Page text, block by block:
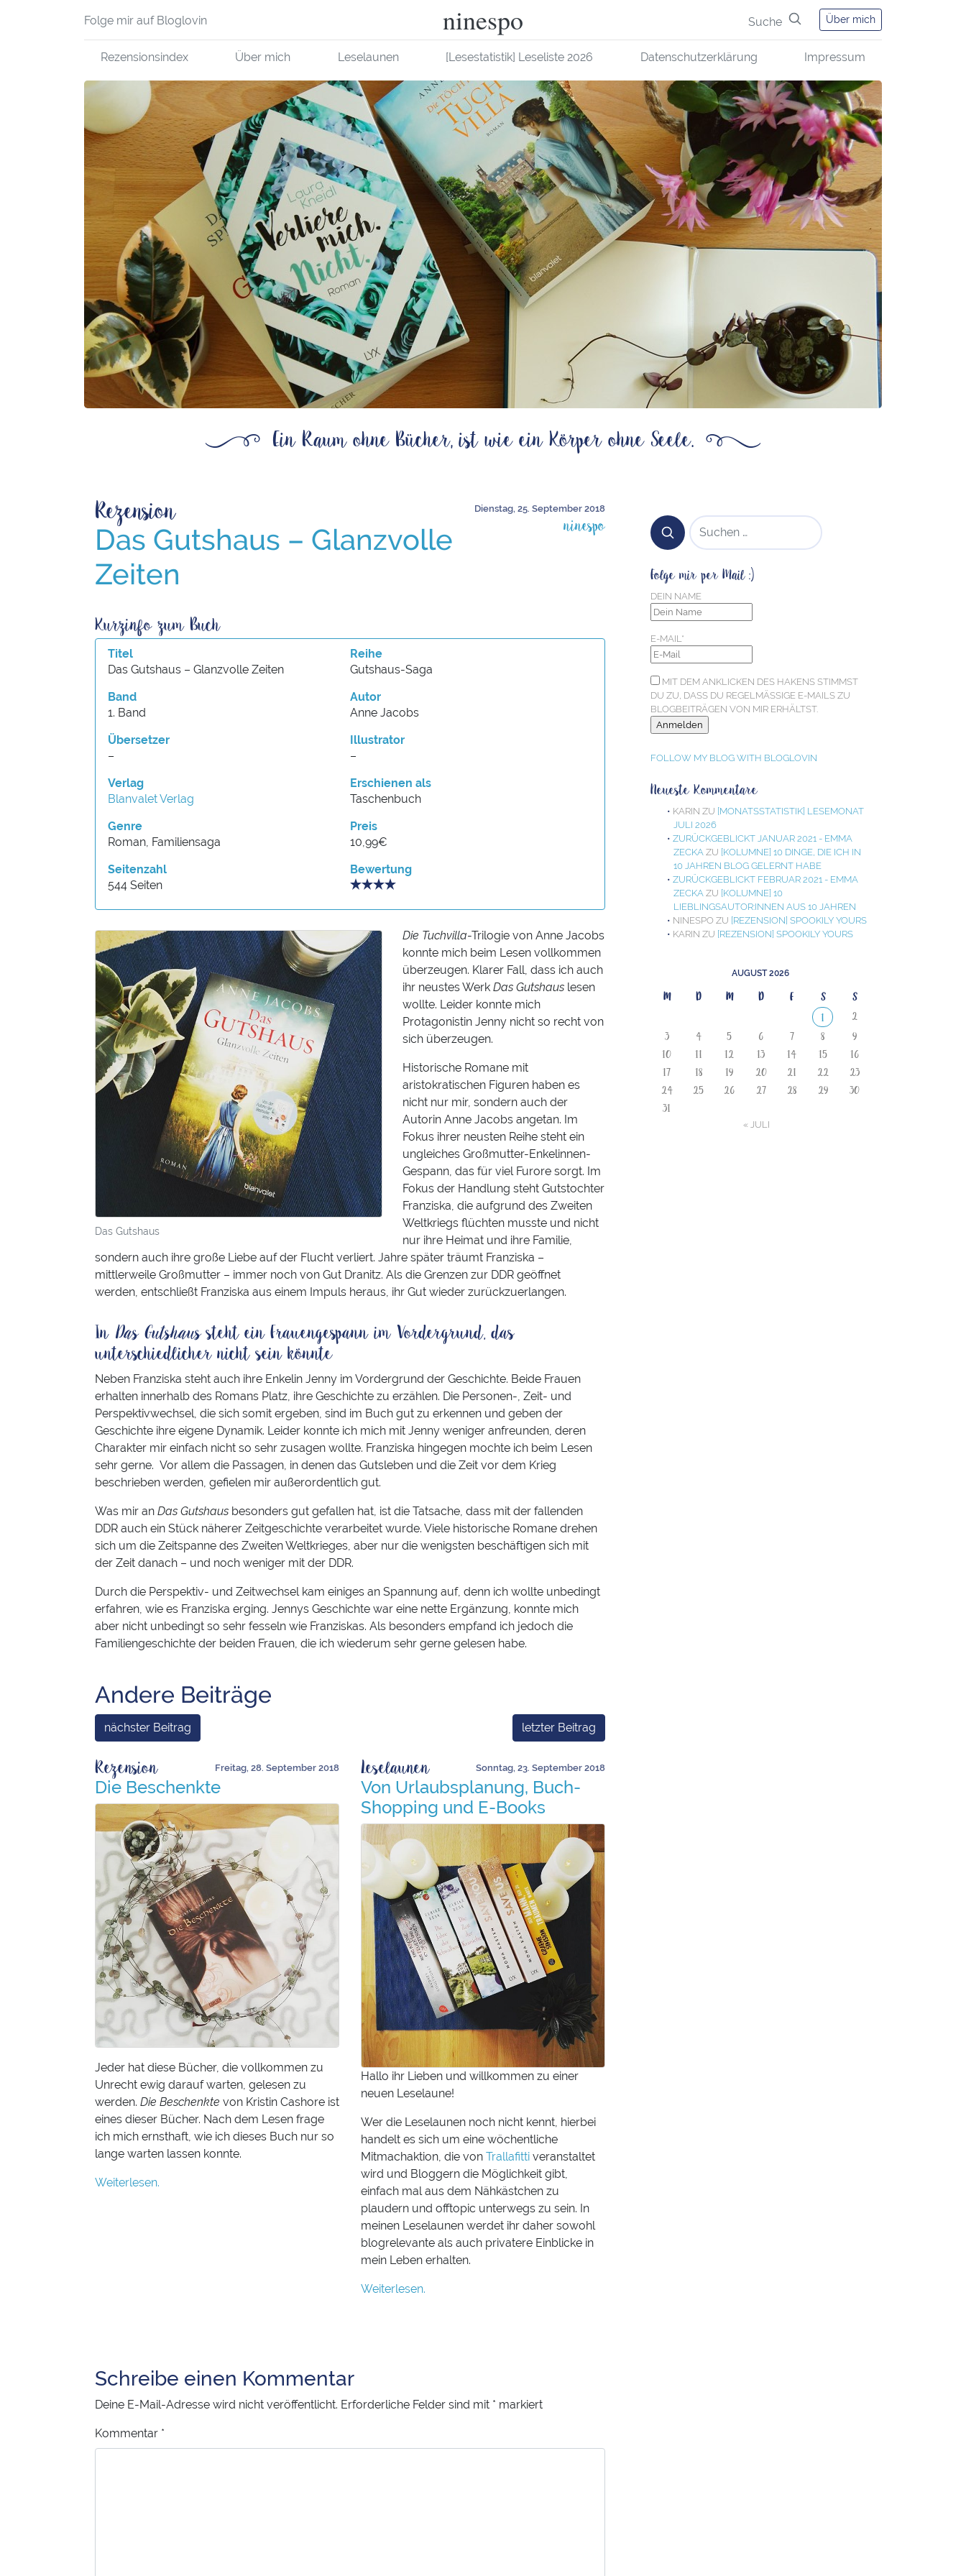
Folge mir auf Bloglovin ninespo Suche Über mich
Rezensionsindex Über mich Leselaunen [Lesestatistik] Leseliste 2026 Datenschutzerklärung Impressum
ß Ein Raum ohne Bücher, ist wie ein Körper ohne Seele. ß
Dienstag, 25. September 2018
ninespo
Rezension
Das Gutshaus – Glanzvolle
Zeiten
Titel
Das Gutshaus – Glanzvolle Zeiten
Reihe
Gutshaus-Saga
Band
1. Band
Autor
Anne Jacobs
Übersetzer
–
Illustrator
–
Verlag
Blanvalet Verlag
Erschienen als
Taschenbuch
Genre
Roman, Familiensaga
Preis
10,99€
Seitenzahl
544 Seiten
Bewertung
Das Gutshaus
Die Tuchvilla-Trilogie von Anne Jacobs
konnte mich beim Lesen vollkommen
überzeugen. Klarer Fall, dass ich auch
ihr neustes Werk Das Gutshaus lesen
wollte. Leider konnte mich
Protagonistin Jenny nicht so recht von
sich überzeugen.
Historische Romane mit
aristokratischen Figuren haben es
nicht nur mir, sondern auch der
Autorin Anne Jacobs angetan. Im
Fokus ihrer neusten Reihe steht ein
ungleiches Großmutter-Enkelinnen-
Gespann, das für viel Furore sorgt. Im
Fokus der Handlung steht Gutstochter
Franziska, die aufgrund des Zweiten
Weltkriegs flüchten musste und nicht
nur ihre Heimat und ihre Familie,
sondern auch ihre große Liebe auf der Flucht verliert. Jahre später träumt Franziska –
mittlerweile Großmutter – immer noch von Gut Dranitz. Als die Grenzen zur DDR geöffnet
werden, entschließt Franziska aus einem Impuls heraus, ihr Gut wieder zurückzuerlangen.
In Das Gutshaussteht ein Frauengespann im Vordergrund, das
unterschiedlicher nicht sein könnte
Neben Franziska steht auch ihre Enkelin Jenny im Vordergrund der Geschichte. Beide Frauen
erhalten innerhalb des Romans Platz, ihre Geschichte zu erzählen. Die Personen-, Zeit- und
Perspektivwechsel, die sich somit ergeben, sind im Buch gut zu erkennen und geben der
Geschichte ihre eigene Dynamik. Leider konnte ich mich mit Jenny weniger anfreunden, deren
Charakter mir einfach nicht so sehr zusagen wollte. Franziska hingegen mochte ich beim Lesen
sehr gerne. Vor allem die Passagen, in denen das Gutsleben und die Zeit vor dem Krieg
beschrieben werden, gefielen mir außerordentlich gut.
Was mir an Das Gutshaus besonders gut gefallen hat, ist die Tatsache, dass mit der fallenden
DDR auch ein Stück näherer Zeitgeschichte verarbeitet wurde. Viele historische Romane drehen
sich um die Zeitspanne des Zweiten Weltkrieges, aber nur die wenigsten beschäftigen sich mit
der Zeit danach – und noch weniger mit der DDR.
Durch die Perspektiv- und Zeitwechsel kam einiges an Spannung auf, denn ich wollte unbedingt
erfahren, wie es Franziska erging. Jennys Geschichte war eine nette Ergänzung, konnte mich
aber nicht unbedingt so sehr fesseln wie Franziskas. Als besonders empfand ich jedoch die
Familiengeschichte der beiden Frauen, die ich wiederum sehr gerne gelesen habe.
Andere Beiträge
nächster Beitrag
Freitag, 28. September 2018
Rezension
Die Beschenkte
Jeder hat diese Bücher, die vollkommen zu
Unrecht ewig darauf warten, gelesen zu
werden. Die Beschenkte von Kristin Cashore ist
eines dieser Bücher. Nach dem Lesen frage
ich mich ernsthaft, wie ich dieses Buch nur so
lange warten lassen konnte.
Weiterlesen.
letzter Beitrag
Sonntag, 23. September 2018
Leselaunen
Von Urlaubsplanung, Buch-
Shopping und E-Books
Hallo ihr Lieben und willkommen zu einer
neuen Leselaune!
Wer die Leselaunen noch nicht kennt, hierbei
handelt es sich um eine wöchentliche
Mitmachaktion, die von Trallafitti veranstaltet
wird und Bloggern die Möglichkeit gibt,
einfach mal aus dem Nähkästchen zu
plaudern und offtopic unterwegs zu sein. In
meinen Leselaunen werdet ihr daher sowohl
blogrelevante als auch privatere Einblicke in
mein Leben erhalten.
Weiterlesen.
Schreibe einen Kommentar
Deine E-Mail-Adresse wird nicht veröffentlicht. Erforderliche Felder sind mit * markiert
Kommentar *
SUCHEN NACH:
Folge mir per Mail :)
DEIN NAME
E-MAIL*
MIT DEM ANKLICKEN DES HAKENS STIMMST
DU ZU, DASS DU REGELMÄSSIGE E-MAILS ZU B
LOGBEITRÄGEN VON MIR ERHÄLTST.
FOLLOW MY BLOG WITH BLOGLOVIN
Neueste Kommentare
KARIN ZU [MONATSSTATISTIK] LESEMONAT
JULI 2026
ZURÜCKGEBLICKT JANUAR 2021 - EMMA
ZECKA ZU [KOLUMNE] 10 DINGE, DIE ICH IN
10 JAHREN BLOG GELERNT HABE
ZURÜCKGEBLICKT FEBRUAR 2021 - EMMA
ZECKA ZU [KOLUMNE] 10
LIEBLINGSAUTOR:INNEN AUS 10 JAHREN
NINESPO ZU [REZENSION] SPOOKILY YOURS
KARIN ZU [REZENSION] SPOOKILY YOURS
AUGUST 2026
M D M D F S
S
1
2
3
4 5 6 7 8
9
10
11 12 13 14 15
16
17
18 19 20 21 22
23
24
25 26 27 28 29
30
31
« JULI